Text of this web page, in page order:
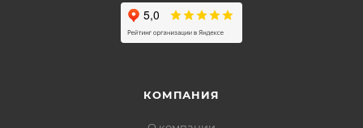
КОМПАНИЯ